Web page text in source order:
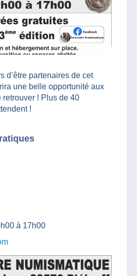
d’être partenaires de cet
une belle opportunité aux
retrouver ! Plus de 40
!
à 17h00